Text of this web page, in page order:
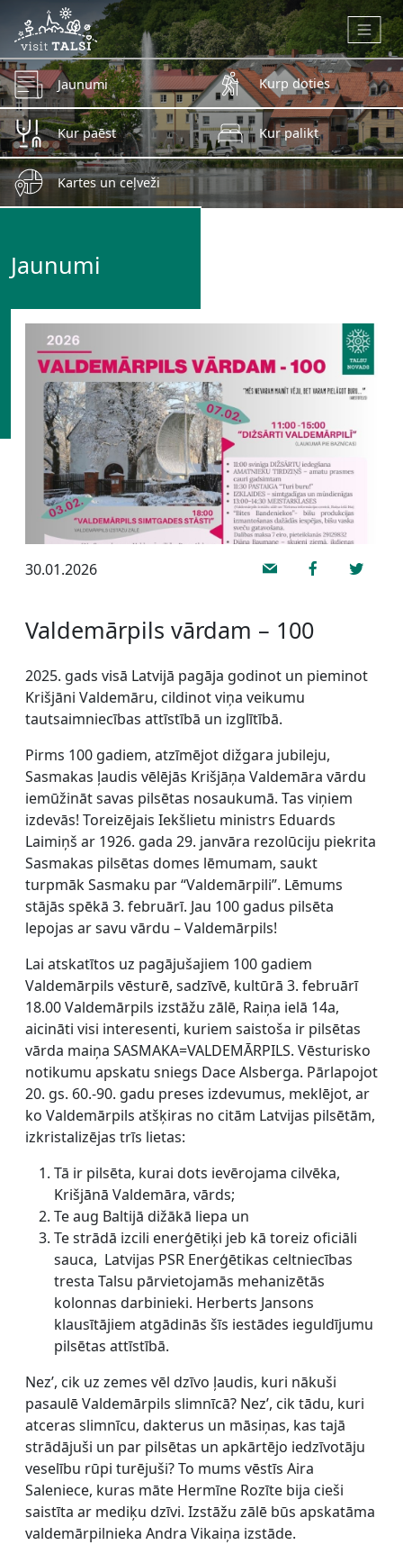
Skip to main content
Jaunumi Kurp doties
Kur paēst Kur palikt
Kartes un ceļveži
Jaunumi
30.01.2026
Valdemārpils vārdam – 100
2025. gads visā Latvijā pagāja godinot un pieminot
Krišjāni Valdemāru, cildinot viņa veikumu
tautsaimniecības attīstībā un izglītībā.
Pirms 100 gadiem, atzīmējot dižgara jubileju,
Sasmakas ļaudis vēlējās Krišjāņa Valdemāra vārdu
iemūžināt savas pilsētas nosaukumā. Tas viņiem
izdevās! Toreizējais Iekšlietu ministrs Eduards
Laimiņš ar 1926. gada 29. janvāra rezolūciju piekrita
Sasmakas pilsētas domes lēmumam, saukt
turpmāk Sasmaku par “Valdemārpili”. Lēmums
stājās spēkā 3. februārī. Jau 100 gadus pilsēta
lepojas ar savu vārdu – Valdemārpils!
Lai atskatītos uz pagājušajiem 100 gadiem
Valdemārpils vēsturē, sadzīvē, kultūrā 3. februārī
18.00 Valdemārpils izstāžu zālē, Raiņa ielā 14a,
aicināti visi interesenti, kuriem saistoša ir pilsētas
vārda maiņa SASMAKA=VALDEMĀRPILS. Vēsturisko
notikumu apskatu sniegs Dace Alsberga. Pārlapojot
20. gs. 60.-90. gadu preses izdevumus, meklējot, ar
ko Valdemārpils atšķiras no citām Latvijas pilsētām,
izkristalizējas trīs lietas:
Tā ir pilsēta, kurai dots ievērojama cilvēka,
Krišjānā Valdemāra, vārds;
Te aug Baltijā dižākā liepa un
Te strādā izcili enerģētiķi jeb kā toreiz oficiāli
sauca, Latvijas PSR Enerģētikas celtniecības
tresta Talsu pārvietojamās mehanizētās
kolonnas darbinieki. Herberts Jansons
klausītājiem atgādinās šīs iestādes ieguldījumu
pilsētas attīstībā.
Nez’, cik uz zemes vēl dzīvo ļaudis, kuri nākuši
pasaulē Valdemārpils slimnīcā? Nez’, cik tādu, kuri
atceras slimnīcu, dakterus un māsiņas, kas tajā
strādājuši un par pilsētas un apkārtējo iedzīvotāju
veselību rūpi turējuši? To mums vēstīs Aira
Saleniece, kuras māte Hermīne Rozīte bija cieši
saistīta ar mediķu dzīvi. Izstāžu zālē būs apskatāma
valdemārpilnieka Andra Vikaiņa izstāde.